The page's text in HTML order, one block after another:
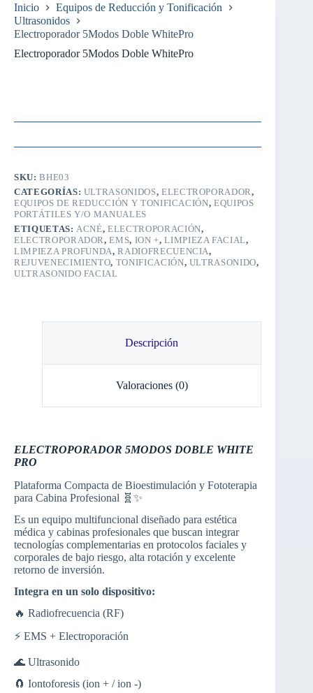
Inicio
Equipos de Reducción y Tonificación
Ultrasonidos
Electroporador 5Modos Doble WhitePro
Electroporador 5Modos Doble WhitePro
SKU:BHE03
CATEGORÍAS: ULTRASONIDOS, ELECTROPORADOR,
EQUIPOS DE REDUCCIÓN Y TONIFICACIÓN,EQUIPOS
PORTÁTILES Y/O MANUALES
ETIQUETAS:ACNÉ,ELECTROPORACIÓN,
ELECTROPORADOR,EMS, ION +,LIMPIEZA FACIAL,
LIMPIEZA PROFUNDA,RADIOFRECUENCIA,
REJUVENECIMIENTO, TONIFICACIÓN, ULTRASONIDO,
ULTRASONIDO FACIAL
Descripción
Valoraciones (0)
ELECTROPORADOR 5MODOS DOBLE WHITE
PRO
Plataforma Compacta de Bioestimulación y Fototerapia
para Cabina Profesional 🧬✨
Es un equipo multifuncional diseñado para estética
médica y cabinas profesionales que buscan integrar
tecnologías complementarias en protocolos faciales y
corporales de bajo riesgo, alta rotación y excelente
retorno de inversión.
Integra en un solo dispositivo:
🔥 Radiofrecuencia (RF)
⚡ EMS + Electroporación
🌊 Ultrasonido
🧲 Iontoforesis (ion + / ion -)